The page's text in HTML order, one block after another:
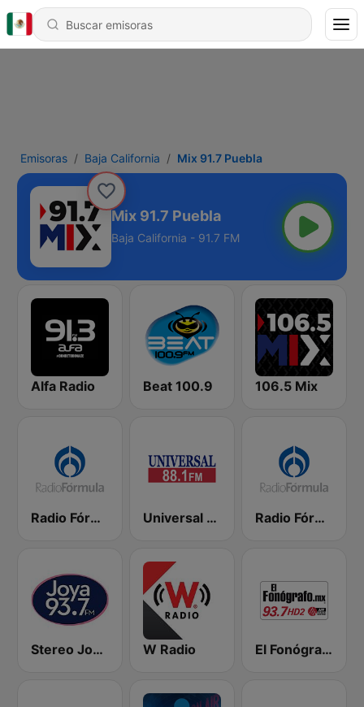
Emisoras Baja California Mix 91.7 Puebla
Mix 91.7 Puebla
Baja California - 91.7 FM
Alfa Radio Beat 100.9 106.5 Mix
Radio Fórmula 103.3 FM Universal 88.1 FM Radio Fórmula 104.1 FM
Stereo Joya FM W Radio El Fonógrafo HD2